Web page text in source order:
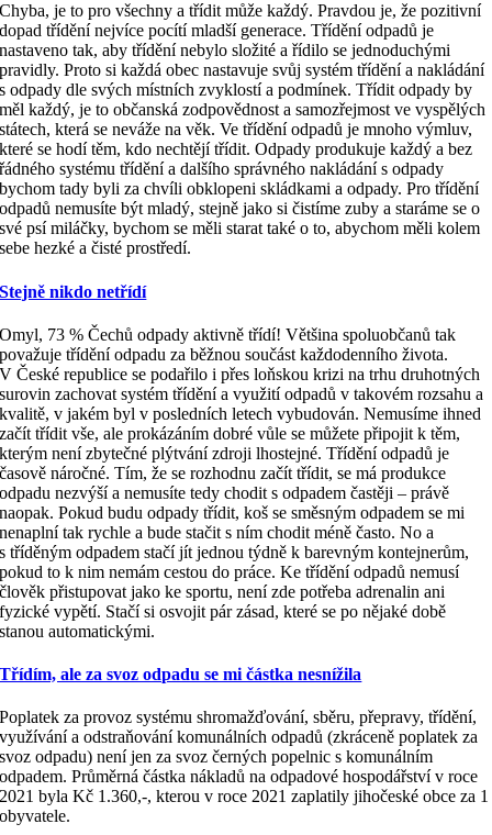
Chyba, je to pro všechny a třídit může každý. Pravdou je, že pozitivní
dopad třídění nejvíce pocítí mladší generace. Třídění odpadů je
nastaveno tak, aby třídění nebylo složité a řídilo se jednoduchými
pravidly. Proto si každá obec nastavuje svůj systém třídění a nakládání
s odpady dle svých místních zvyklostí a podmínek. Třídit odpady by
měl každý, je to občanská zodpovědnost a samozřejmost ve vyspělých
státech, která se neváže na věk. Ve třídění odpadů je mnoho výmluv,
které se hodí těm, kdo nechtějí třídit. Odpady produkuje každý a bez
řádného systému třídění a dalšího správného nakládání s odpady
bychom tady byli za chvíli obklopeni skládkami a odpady. Pro třídění
odpadů nemusíte být mladý, stejně jako si čistíme zuby a staráme se o
své psí miláčky, bychom se měli starat také o to, abychom měli kolem
sebe hezké a čisté prostředí.
Stejně nikdo netřídí
Omyl, 73 % Čechů odpady aktivně třídí! Většina spoluobčanů tak
považuje třídění odpadu za běžnou součást každodenního života.
V České republice se podařilo i přes loňskou krizi na trhu druhotných
surovin zachovat systém třídění a využití odpadů v takovém rozsahu a
kvalitě, v jakém byl v posledních letech vybudován. Nemusíme ihned
začít třídit vše, ale prokázáním dobré vůle se můžete připojit k těm,
kterým není zbytečné plýtvání zdroji lhostejné. Třídění odpadů je
časově náročné. Tím, že se rozhodnu začít třídit, se má produkce
odpadu nezvýší a nemusíte tedy chodit s odpadem častěji – právě
naopak. Pokud budu odpady třídit, koš se směsným odpadem se mi
nenaplní tak rychle a bude stačit s ním chodit méně často. No a
s tříděným odpadem stačí jít jednou týdně k barevným kontejnerům,
pokud to k nim nemám cestou do práce. Ke třídění odpadů nemusí
člověk přistupovat jako ke sportu, není zde potřeba adrenalin ani
fyzické vypětí. Stačí si osvojit pár zásad, které se po nějaké době
stanou automatickými.
Třídím, ale za svoz odpadu se mi částka nesnížila
Poplatek za provoz systému shromažďování, sběru, přepravy, třídění,
využívání a odstraňování komunálních odpadů (zkráceně poplatek za
svoz odpadu) není jen za svoz černých popelnic s komunálním
odpadem. Průměrná částka nákladů na odpadové hospodářství v roce
2021 byla Kč 1.360,-, kterou v roce 2021 zaplatily jihočeské obce za 1
obyvatele.